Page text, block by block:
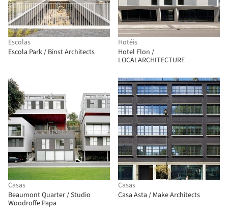
Escolas
Escola Park / Binst Architects
Hotéis
Hotel Flon /
LOCALARCHITECTURE
Casas
Beaumont Quarter / Studio
Woodroffe Papa
Casas
Casa Asta / Make Architects